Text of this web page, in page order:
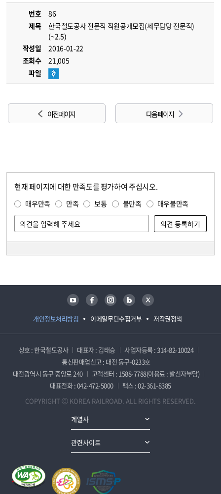
번호
86
제목
한국철도공사 전문직 직원공개모집(세무담당 전문직)
(~2.5)
작성일
2016-01-22
조회수
21,005
파일
이전 페이지 다음 페이지
현재 페이지에 대한 만족도를 평가하여 주십시오.
매우만족 만족 보통 불만족 매우불만족
개인정보처리방침 이메일무단수집거부 저작권정책
유튜브 페이스북 인스타그램 블로그 트위터
상호 : 한국철도공사 대표자 : 김태승
사업자등록 : 314-82-10024
통신판매업신고 : 대전 동구-0233호
대전광역시 동구 중앙로 240
고객센터 : 1588-7788(이용료 : 발신자부담)
대표전화 : 042-472-5000
팩스 : 02-361-8385
COPYRIGHT ⓒ KOREA RAILROAD. ALL RIGHTS RESERVED.
계열사
관련사이트